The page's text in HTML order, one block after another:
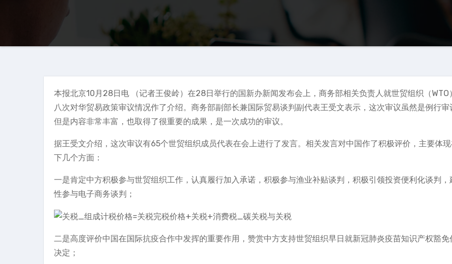
本报北京10月28日电 （记者王俊岭）在28日举行的国新办新闻发布会上，商务部相关负责人就世贸组织（WTO
八次对华贸易政策审议情况作了介绍。商务部副部长兼国际贸易谈判副代表王受文表示，这次审议虽然是例行审
但是内容非常丰富，也取得了很重要的成果，是一次成功的审议。
据王受文介绍，这次审议有65个世贸组织成员代表在会上进行了发言。相关发言对中国作了积极评价，主要体
下几个方面：
一是肯定中方积极参与世贸组织工作，认真履行加入承诺，积极参与渔业补贴谈判，积极引领投资便利化谈判，
性参与电子商务谈判；
二是高度评价中国在国际抗疫合作中发挥的重要作用，赞赏中方支持世贸组织早日就新冠肺炎疫苗知识产权豁免
决定；